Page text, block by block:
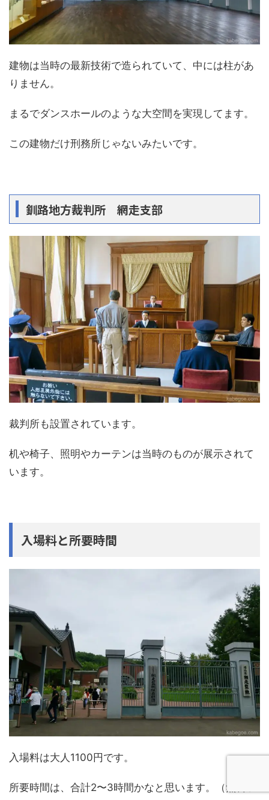
建物は当時の最新技術で造られていて、中には柱があ
りません。
まるでダンスホールのような大空間を実現してます。
この建物だけ刑務所じゃないみたいです。
釧路地方裁判所 網走支部
裁判所も設置されています。
机や椅子、照明やカーテンは当時のものが展示されて
います。
入場料と所要時間
入場料は大人1100円です。
所要時間は、合計2〜3時間かなと思います。（無料ツ